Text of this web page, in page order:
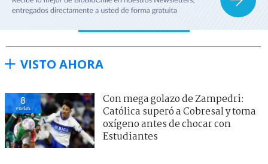
VISTO AHORA
8
visitas
Con mega golazo de Zampedri:
Católica superó a Cobresal y toma
oxígeno antes de chocar con
Estudiantes